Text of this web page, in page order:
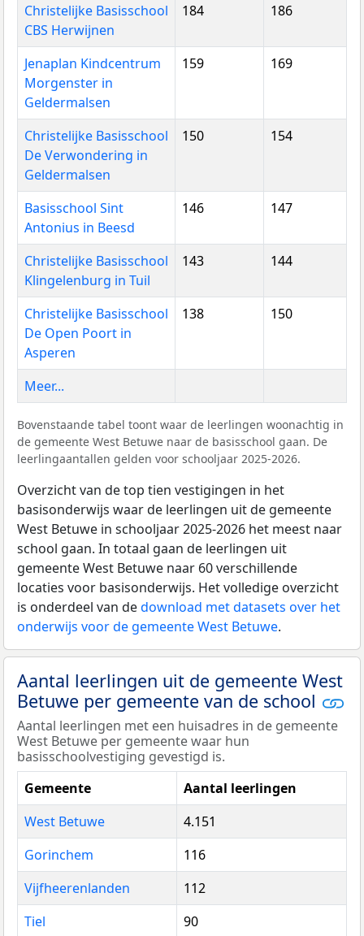
Christelijke Basisschool
CBS Herwijnen
184 186
Jenaplan Kindcentrum
Morgenster in
Geldermalsen
159 169
Christelijke Basisschool
De Verwondering in
Geldermalsen
150 154
Basisschool Sint
Antonius in Beesd
146 147
Christelijke Basisschool
Klingelenburg in Tuil
143 144
Christelijke Basisschool
De Open Poort in
Asperen
138 150
Meer...
Bovenstaande tabel toont waar de leerlingen woonachtig in
de gemeente West Betuwe naar de basisschool gaan. De
leerlingaantallen gelden voor schooljaar 2025-2026.
Overzicht van de top tien vestigingen in het
basisonderwijs waar de leerlingen uit de gemeente
West Betuwe in schooljaar 2025-2026 het meest naar
school gaan. In totaal gaan de leerlingen uit
gemeente West Betuwe naar 60 verschillende
locaties voor basisonderwijs. Het volledige overzicht
is onderdeel van dedownload met datasets over het
onderwijs voor de gemeente West Betuwe.
Aantal leerlingen uit de gemeente West
Betuwe per gemeente van de school
Aantal leerlingen met een huisadres in de gemeente
West Betuwe per gemeente waar hun
basisschoolvestiging gevestigd is.
Gemeente
Aantal leerlingen
West Betuwe
4.151
Gorinchem
116
Vijfheerenlanden
112
Tiel
90